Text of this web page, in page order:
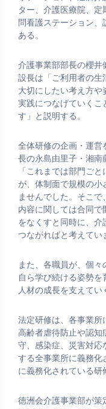
ター、介護医療院、
問看護ステーション
ある。
介護事業部部長の櫻井
設長は「ご利用者の生
大切にしたい考え方や
実践につなげていくこ
す」と説明する。
全体研修の企画・運営
長の永島由里子・湘南
「これまでは部門ご
が、体制面で規模の小
ませんでした。そこで
内容に関しては合同で
をなくすと同時に、介
つながればと考えてい
また、各職員が、個々
自ら学び続ける姿勢
人材の成長を支えてい
法定研修は、各事業所
高齢者虐待防止や認知
守、感染症、災害対応
する全事業所に義務化
に義務化されている研
徳洲会介護事業部が策